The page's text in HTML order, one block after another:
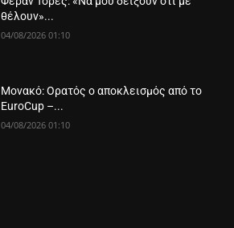
θέλουν»...
04/08/2026 01:10
Μονακό: Ορατός ο αποκλεισμός από το
EuroCup –...
04/08/2026 01:10